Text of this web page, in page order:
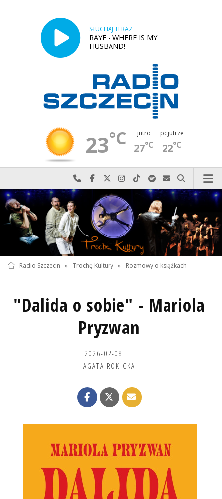
SŁUCHAJ TERAZ
RAYE - WHERE IS MY
HUSBAND!
23°C jutro
27°C
pojutrze
22°C
Najlepiej po prostu do nas zadzwoń
Odwiedź nas na Facebook-u
Odwiedź nas na X
Odwiedź nas na Instagram-ie
Odwiedź nas na TikTok-u
Szukaj nas na Spotify
Wyślij do nas
Szukaj
Radio Szczecin » Trochę Kultury » Rozmowy o książkach
"Dalida o sobie" - Mariola
Pryzwan
2026-02-08
AGATA ROKICKA